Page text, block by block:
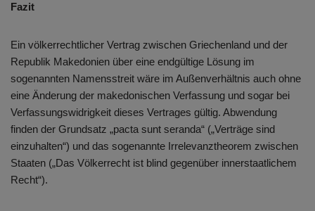
Fazit
Ein völkerrechtlicher Vertrag zwischen Griechenland und der
Republik Makedonien über eine endgültige Lösung im
sogenannten Namensstreit wäre im Außenverhältnis auch ohne
eine Änderung der makedonischen Verfassung und sogar bei
Verfassungswidrigkeit dieses Vertrages gültig. Abwendung
finden der Grundsatz „pacta sunt seranda“ („Verträge sind
einzuhalten“) und das sogenannte Irrelevanztheorem zwischen
Staaten („Das Völkerrecht ist blind gegenüber innerstaatlichem
Recht“).